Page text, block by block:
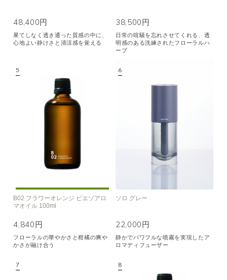
48,400円
果てしなく透き通った質感の中に、
心地よい静けさと清涼感を覚える
38,500円
日常の喧騒を忘れさせてくれる、透
明感のある洗練されたフローラルハ
ーブ
B02 フラワーオレンジ ピエゾアロ
マオイル 100ml
4,840円
フローラルの華やかさと柑橘の爽や
かさが融け合う
ソロ グレー
22,000円
静かでパワフルな噴霧を実現したア
ロマディフューザー